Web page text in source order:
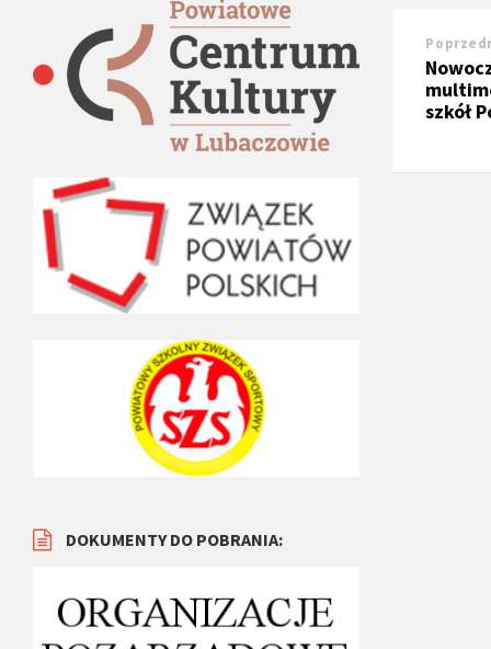
szkół
DOKUMENTY DO POBRANIA: